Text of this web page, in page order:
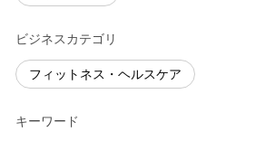
ビジネスカテゴリ
フィットネス・ヘルスケア
キーワード